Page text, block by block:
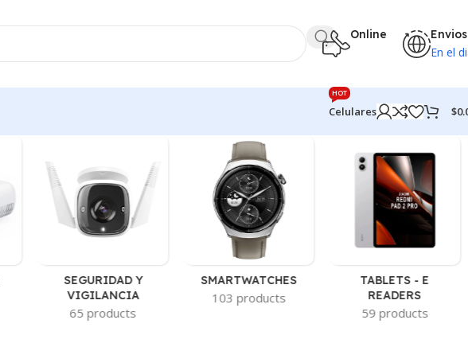
Online Envios
En el
Celulares
HOT
$
SEGURIDAD Y
VIGILANCIA
65 products
SMARTWATCHES
103 products
TABLETS - E
READERS
59 products